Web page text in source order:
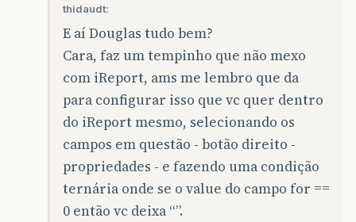
thidaudt:
E aí Douglas tudo bem?
Cara, faz um tempinho que não mexo
com iReport, ams me lembro que da
para configurar isso que vc quer dentro
do iReport mesmo, selecionando os
campos em questão - botão direito -
propriedades - e fazendo uma condição
ternária onde se o value do campo for ==
0 então vc deixa “”.